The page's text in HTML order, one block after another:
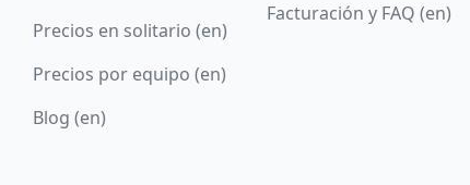
Precios en solitario (en)
Precios por equipo (en)
Blog (en)
Facturación y FAQ (en)